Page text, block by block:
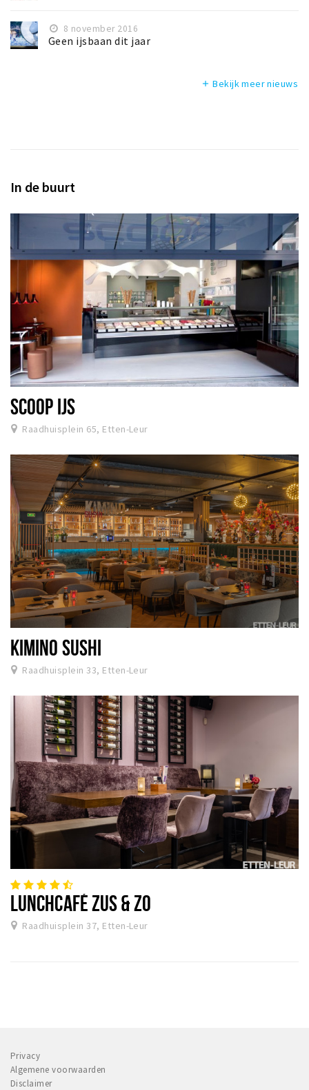
8 november 2016
Geen ijsbaan dit jaar
add Bekijk meer nieuws
In de buurt
SCOOP IJS
Raadhuisplein 65, Etten-Leur
KIMINO SUSHI
Raadhuisplein 33, Etten-Leur
LUNCHCAFÉ ZUS & ZO
Raadhuisplein 37, Etten-Leur
Privacy
Algemene voorwaarden
Disclaimer